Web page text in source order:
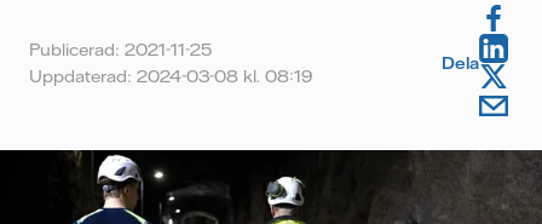
Guider
Krönikor
Kundcase
Event
Om oss
Vattenfall.se
Publicerad: 2021-11-25
Uppdaterad: 2024-03-08 kl. 08:19
Dela